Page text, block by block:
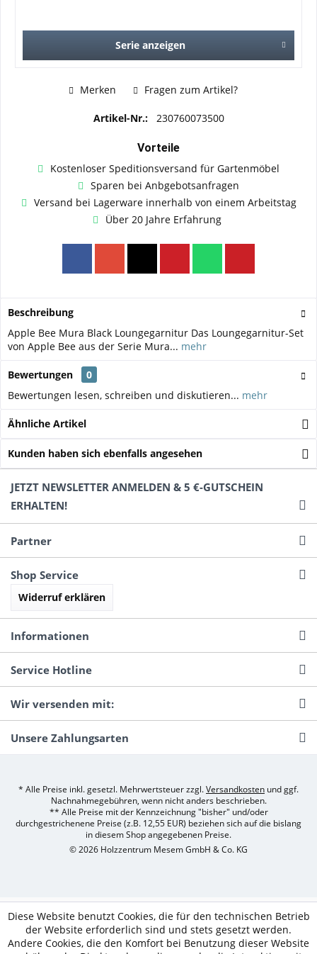
Serie anzeigen
Merken Fragen zum Artikel?
Artikel-Nr.: 230760073500
Vorteile
Kostenloser Speditionsversand für Gartenmöbel
Sparen bei Anbgebotsanfragen
Versand bei Lagerware innerhalb von einem Arbeitstag
Über 20 Jahre Erfahrung
Beschreibung
Apple Bee Mura Black Loungegarnitur Das Loungegarnitur-Set
von Apple Bee aus der Serie Mura... mehr
Bewertungen
0
Bewertungen lesen, schreiben und diskutieren... mehr
Ähnliche Artikel
Kunden haben sich ebenfalls angesehen
JETZT NEWSLETTER ANMELDEN & 5 €-GUTSCHEIN
ERHALTEN!
Partner
Shop Service
Widerruf erklären
Informationen
Service Hotline
Wir versenden mit:
Unsere Zahlungsarten
* Alle Preise inkl. gesetzl. Mehrwertsteuer zzgl.Versandkosten und ggf.
Nachnahmegebühren, wenn nicht anders beschrieben.
** Alle Preise mit der Kennzeichnung "bisher" und/oder
durchgestrichenene Preise (z.B. 12,55 EUR) beziehen sich auf die bislang
in diesem Shop angegebenen Preise.
© 2026 Holzzentrum Mesem GmbH & Co. KG
Diese Website benutzt Cookies, die für den technischen Betrieb
der Website erforderlich sind und stets gesetzt werden.
Andere Cookies, die den Komfort bei Benutzung dieser Website